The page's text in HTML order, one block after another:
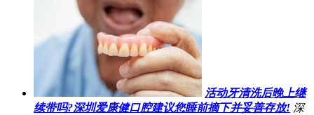
活动牙清洗后晚上继
续带吗?深圳爱康健口腔建议您睡前摘下并妥善存放! 深